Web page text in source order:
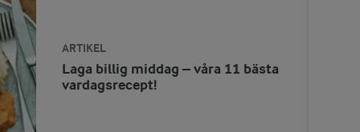
ARTIKEL
Laga billig middag – våra 11 bästa
vardagsrecept!